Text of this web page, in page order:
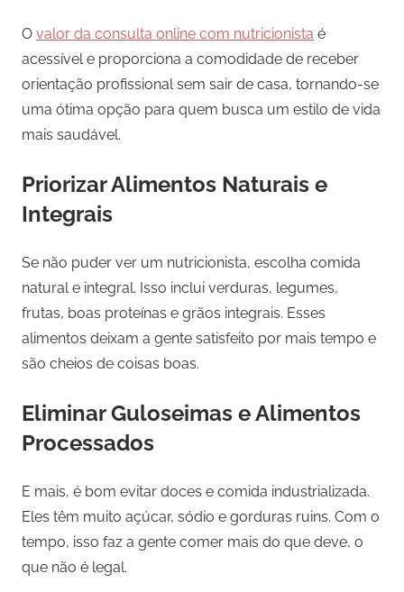
O valor da consulta online com nutricionista é
acessível e proporciona a comodidade de receber
orientação profissional sem sair de casa, tornando-se
uma ótima opção para quem busca um estilo de vida
mais saudável.
Priorizar Alimentos Naturais e
Integrais
Se não puder ver um nutricionista, escolha comida
natural e integral. Isso inclui verduras, legumes,
frutas, boas proteínas e grãos integrais. Esses
alimentos deixam a gente satisfeito por mais tempo e
são cheios de coisas boas.
Eliminar Guloseimas e Alimentos
Processados
E mais, é bom evitar doces e comida industrializada.
Eles têm muito açúcar, sódio e gorduras ruins. Com o
tempo, isso faz a gente comer mais do que deve, o
que não é legal.